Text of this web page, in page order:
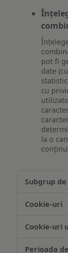
pot fi
date
cu
la o